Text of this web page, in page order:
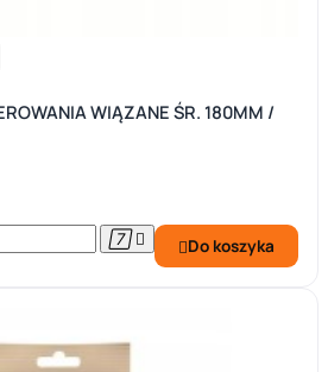
WIĄZANE ŚR. 180MM /
  Do koszyka